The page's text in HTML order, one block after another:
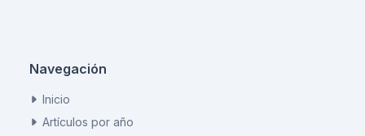
Navegación
Inicio
Artículos por año